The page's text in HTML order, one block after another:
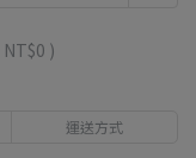
NT$0 )
運送方式